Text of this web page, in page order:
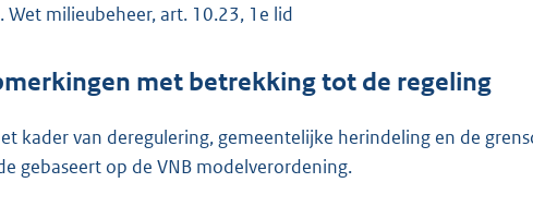
Wet milieubeheer, art. 10.23, 1e lid
met betrekking tot de regeling
kader van deregulering, gemeentelijke herindeling en de
gebaseert op de VNB modelverordening.